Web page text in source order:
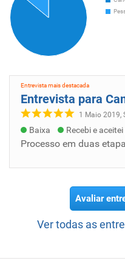
Entrevista mais destacada
Entrevista para
1 Maio 2019,
Baixa Recebi e
Avaliar
Ver todas as